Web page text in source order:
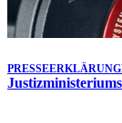
Justizministeriums